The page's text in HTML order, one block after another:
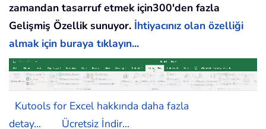
zamandan tasarruf etmek için300'den fazla
Gelişmiş Özellik sunuyor. İhtiyacınız olan özelliği
almak için buraya tıklayın...
Kutools for Excel hakkında daha fazla
detay...
Ücretsiz İndir...